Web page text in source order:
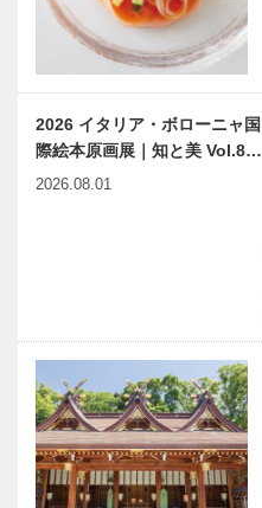
2026 イタリア・ボローニャ国
際絵本原画展｜知と美 Vol.8…
2026.08.01